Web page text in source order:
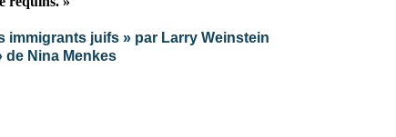
immigrants juifs » par Larry Weinstein
de Nina Menkes